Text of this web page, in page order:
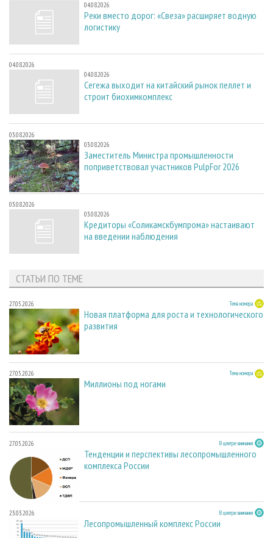
04.08.2026
Реки вместо дорог: «Свеза» расширяет водную
логистику
04.08.2026
04.08.2026
Сегежа выходит на китайский рынок пеллет и
строит биохимкомплекс
03.08.2026
03.08.2026
Заместитель Министра промышленности
поприветствовал участников PulpFor 2026
03.08.2026
03.08.2026
Кредиторы «Соликамскбумпрома» настаивают
на введении наблюдения
СТАТЬИ ПО ТЕМЕ
27.05.2026 Тема номера
Новая платформа для роста и технологического
развития
27.05.2026 Тема номера
Миллионы под ногами
27.05.2026 В центре внимания
Тенденции и перспективы лесопромышленного
комплекса России
23.03.2026 В центре внимания
Лесопромышленный комплекс России